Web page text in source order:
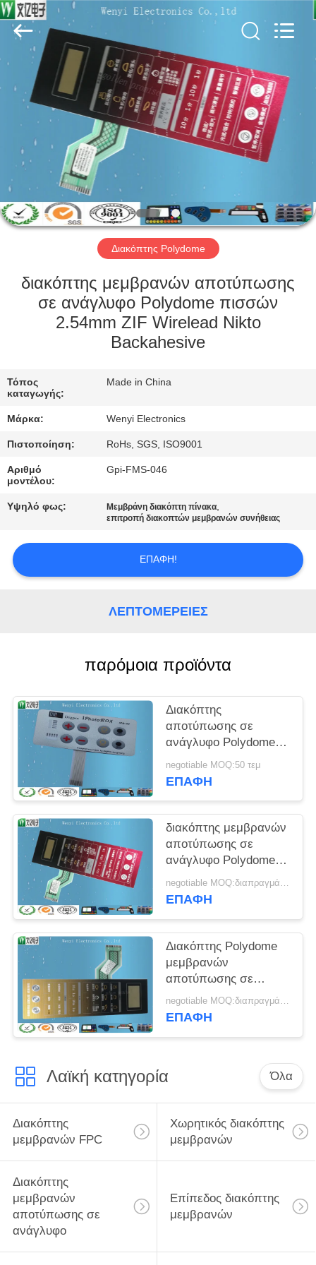
ΣΠΊΤΙ
ΠΡΟΪΌΝΤΑ
ΠΕΡΊΠΟΥ
ΕΜΕΊΣ
ΓΎΡΟΣ
ΕΡΓΟΣΤΑΣΊΩΝ
ΠΟΙΟΤΙΚΌΣ
ΈΛΕΓΧΟΣ
ΕΛΆΤΕ
ΣΕ
ΕΠΑΦΉ
ΖΗΤΉΣΤΕ
ΑΠΌΣΠΑΣΜΑ
Jinyuanhang
Electronic
Technology
Co.,
Reserved.
Διακόπτης Polydome
διακόπτης μεμβρανών αποτύπωσης
σε ανάγλυφο Polydome πισσών
2.54mm ZIF Wirelead Nikto
Backahesive
Τόπος
καταγωγής:
Made in China
Μάρκα: Wenyi Electronics
Πιστοποίηση: RoHs, SGS, ISO9001
Αριθμό
μοντέλου:
Gpi-FMS-046
Υψηλό φως: Μεμβράνη διακόπτη πίνακα,
επιτροπή διακοπτών μεμβρανών συνήθειας
ΕΠΑΦΉ!
ΛΕΠΤΟΜΈΡΕΙΕΣ
παρόμοια προϊόντα
Διακόπτης
αποτύπωσης σε
ανάγλυφο Polydome
με την οδηγημένη
ζώνη επίδειξης, αφής
negotiable MOQ:50 τεμ
ΕΠΑΦΉ
διακόπτης μεμβρανών
αποτύπωσης σε
ανάγλυφο Polydome
πισσών 2.54mm ZIF
Wirelead Nikto
negotiable MOQ:διαπραγμάτευση
ΕΠΑΦΉ
Διακόπτης Polydome
μεμβρανών
αποτύπωσης σε
ανάγλυφο
Backahesive Nikto με
negotiable MOQ:διαπραγμάτευση
ΕΠΑΦΉ
Λαϊκή κατηγορία Όλα
Διακόπτης
μεμβρανών FPC
Χωρητικός διακόπτης
μεμβρανών
Διακόπτης
μεμβρανών
αποτύπωσης σε
ανάγλυφο
Επίπεδος διακόπτης
μεμβρανών